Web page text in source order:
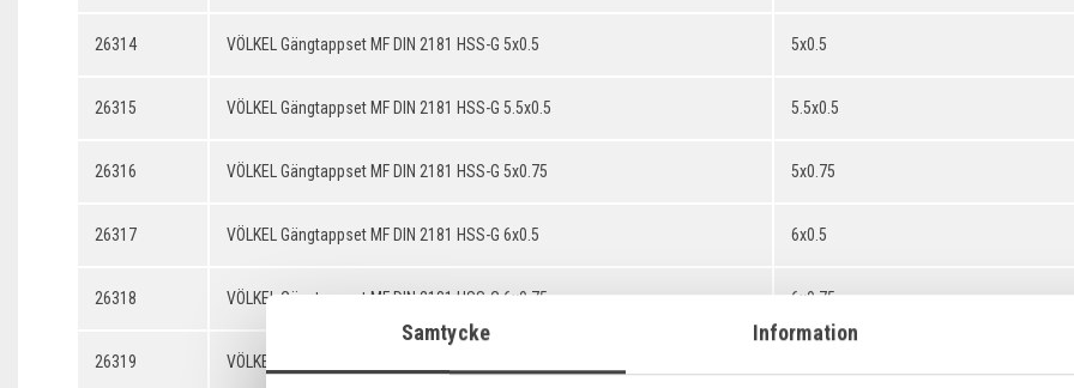
Samtycke Information
26314 VÖLKEL Gängtappset MF DIN 2181 HSS-G 5x0.5 5x0.5
26315 VÖLKEL Gängtappset MF DIN 2181 HSS-G 5.5x0.5 5.5x0.5
26316 VÖLKEL Gängtappset MF DIN 2181 HSS-G 5x0.75 5x0.75
26317 VÖLKEL Gängtappset MF DIN 2181 HSS-G 6x0.5 6x0.5
26318 VÖLKEL Gängtappset MF DIN 2181 HSS-G 6x0.75 6x0.75
26319 VÖLKEL Gängtappset MF DIN 2181 HSS-G 7x0.5